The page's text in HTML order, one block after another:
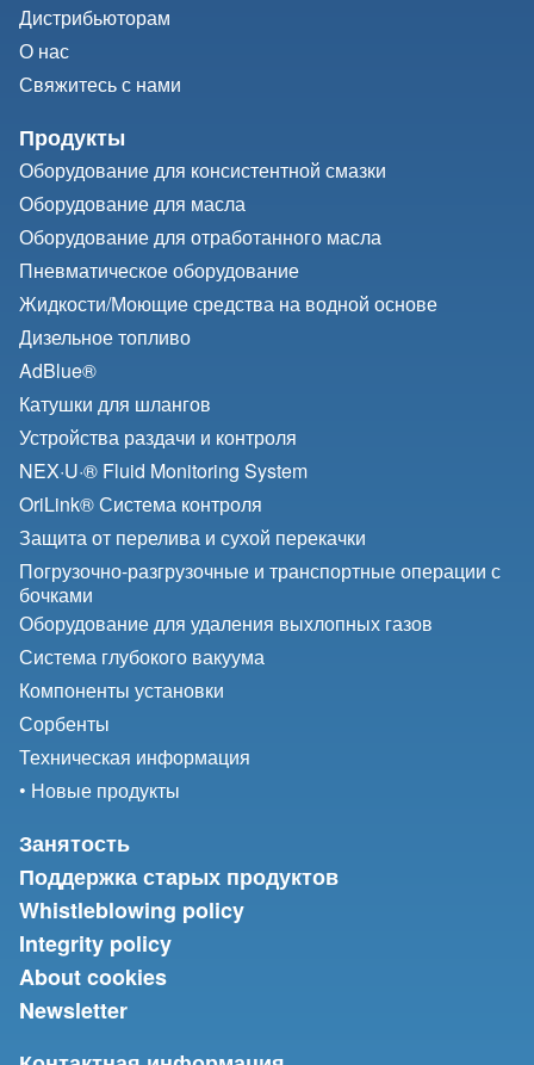
Дистрибьюторам
О нас
Свяжитесь с нами
Продукты
Оборудование для консистентной смазки
Оборудование для масла
Оборудование для отработанного масла
Пневматическое оборудование
Жидкости/Моющие средства на водной основе
Дизельное топливо
AdBlue®
Катушки для шлангов
Устройства раздачи и контроля
NEX·U·® Fluid Monitoring System
OriLink® Система контроля
Защита от перелива и сухой перекачки
Погрузочно-разгрузочные и транспортные операции с
бочками
Оборудование для удаления выхлопных газов
Система глубокого вакуума
Компоненты установки
Сорбенты
Техническая информация
• Новые продукты
Занятость
Поддержка старых продуктов
Whistleblowing policy
Integrity policy
About cookies
Newsletter